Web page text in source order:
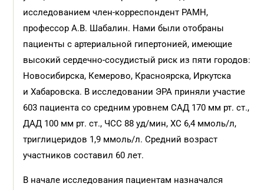
исследованием член-корреспондент РАМН,
профессор А.В. Шабалин. Нами были отобраны
пациенты с артериальной гипертонией, имеющие
высокий сердечно-сосудистый риск из пяти городов:
Новосибирска, Кемерово, Красноярска, Иркутска
и Хабаровска. В исследовании ЭРА приняли участие
603 пациента со средним уровнем САД 170 мм рт. ст.,
ДАД 100 мм рт. ст., ЧСС 88 уд/мин, ХС 6,4 ммоль/л,
триглицеридов 1,9 ммоль/л. Средний возраст
участников составил 60 лет.
В начале исследования пациентам назначался